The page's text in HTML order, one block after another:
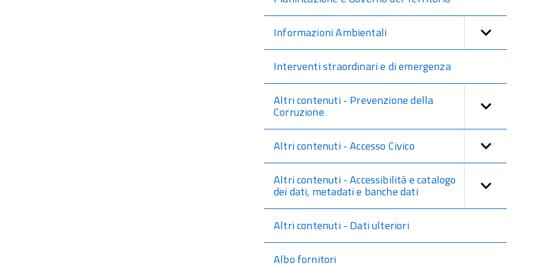
Informazioni Ambientali
Interventi straordinari e di emergenza
Altri contenuti - Prevenzione della
Corruzione
Altri contenuti - Accesso Civico
Altri contenuti - Accessibilità e catalogo
dei dati, metadati e banche dati
Altri contenuti - Dati ulteriori
Albo fornitori